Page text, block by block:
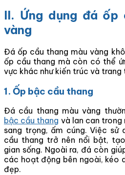
II. Ứng dụng đá ốp
vàng
Đá ốp cầu thang màu vàng
ốp cầu thang mà còn có thể
vực khác như kiến ​​trúc và trang
1. Ốp bậc cầu thang
Đá cầu thang màu vàng
bậc cầu thang và lan can trong
sang trọng, ấm cúng. Việc sử
cầu thang trở nên nổi bật,
gian sống. Ngoài ra, đá còn
các hoạt động bên ngoài, kéo
đẹp.